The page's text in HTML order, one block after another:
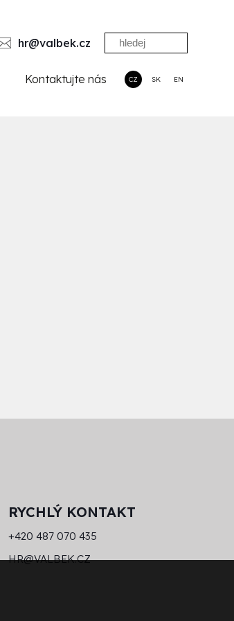
hr@valbek.cz
Kontaktujte nás CZ SK EN
RYCHLÝ KONTAKT
+420 487 070 435
HR@VALBEK.CZ